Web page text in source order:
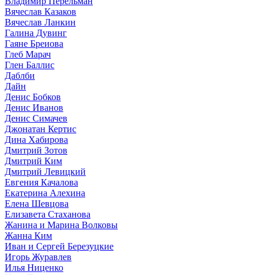
Вячеслав Казаков
Вячеслав Ланкин
Галина Дувинг
Гаяне Бреиова
Глеб Марач
Глен Баллис
Даблби
Дайн
Денис Бобков
Денис Иванов
Денис Симачев
Джонатан Кертис
Дина Хабирова
Дмитрий Зотов
Дмитрий Ким
Дмитрий Левицкий
Евгения Качалова
Екатерина Алехина
Елена Шевцова
Елизавета Стаханова
Жанина и Марина Волковы
Жанна Ким
Иван и Сергей Березуцкие
Игорь Журавлев
Илья Ниценко